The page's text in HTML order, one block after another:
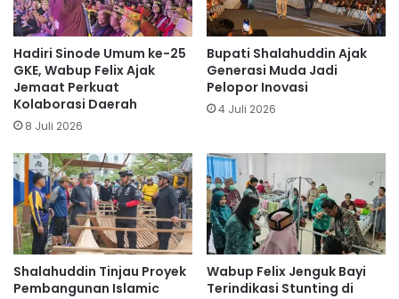
Hadiri Sinode Umum ke-25
GKE, Wabup Felix Ajak
Jemaat Perkuat
Kolaborasi Daerah
8 Juli 2026
Bupati Shalahuddin Ajak
Generasi Muda Jadi
Pelopor Inovasi
4 Juli 2026
Shalahuddin Tinjau Proyek
Pembangunan Islamic
Wabup Felix Jenguk Bayi
Terindikasi Stunting di